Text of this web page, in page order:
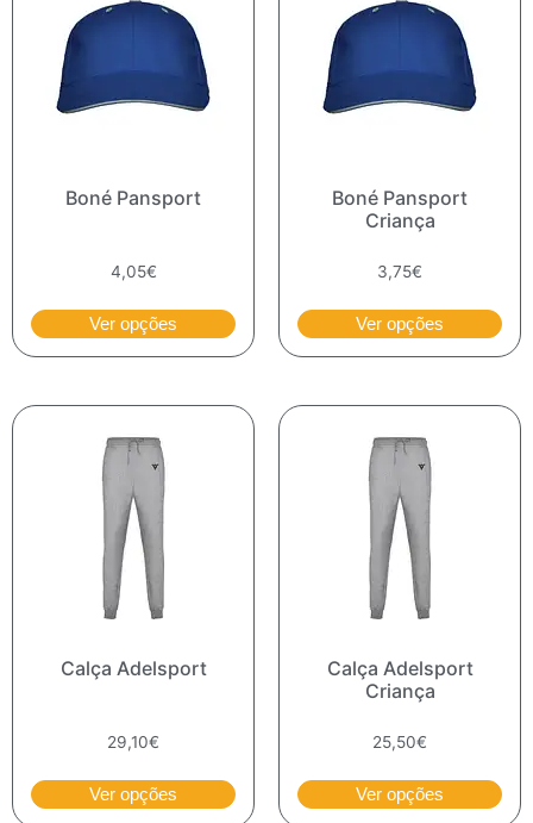
Boné Pansport
4,05€
Ver opções
Boné Pansport
Criança
3,75€
Ver opções
Calça Adelsport
29,10€
Ver opções
Calça Adelsport
Criança
25,50€
Ver opções